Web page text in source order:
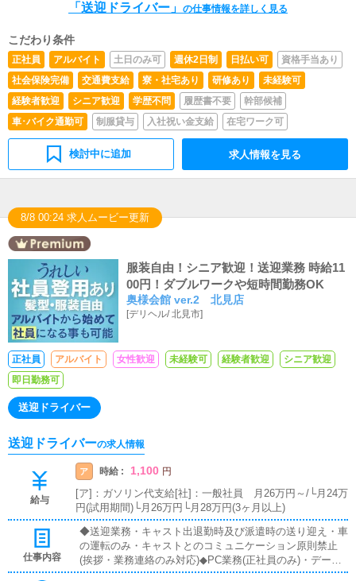
「送迎ドライバー」 の仕事情報を詳しく見る
こだわり条件
正社員 アルバイト 土日のみ可 週休2日制 日払い可
資格手当あり
社会保険完備
交通費支給 寮・社宅あり 研修あり
未経験可
経験者歓迎
シニア歓迎 学歴不問 履歴書不要
幹部候補
車･バイク通勤可
制服貸与 入社祝い金支給 在宅ワーク可
検討中に追加 求人情報を見る
8/8 00:24 求人ムービー更新
服装自由！シニア歓迎！送迎業務 時給11
00円！ダブルワークや短時間勤務OK
奥様会館 ver.2 北見店
[デリヘル/北見市]
正社員 アルバイト 女性歓迎 未経験可 経験者歓迎
シニア歓迎
即日勤務可
送迎ドライバー
送迎ドライバーの求人情報
給与
ア 時給 : 1,100 円
[ア]：ガソリン代支給[社]：一般社員 月26万円～/└月24万
円(試用期間)└月26万円└月28万円(3ヶ月以上)
仕事内容
◆送迎業務・キャスト出退勤時及び派遣時の送り迎え・車
の運転のみ・キャストとのコミュニケーション原則禁止
(挨拶・業務連絡のみ対応)◆PC業務(正社員のみ)・データ
入力および、ポータルサイトの情報更新◆電話応対業務